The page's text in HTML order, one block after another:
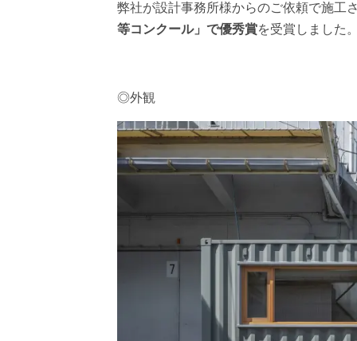
弊社が設計事務所様からのご依頼で施工
等コンクール」で優秀賞を受賞しました
◎外観